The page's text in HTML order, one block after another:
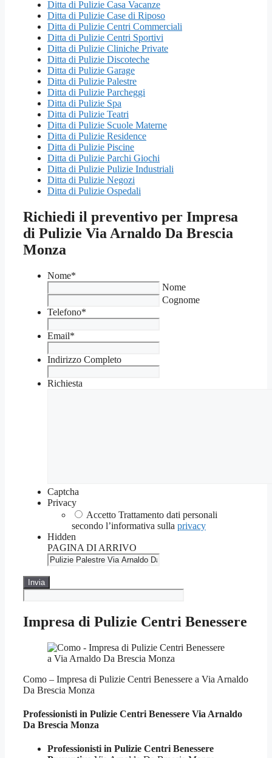
Ditta di Pulizie Casa Vacanze
Ditta di Pulizie Case di Riposo
Ditta di Pulizie Centri Commerciali
Ditta di Pulizie Centri Sportivi
Ditta di Pulizie Cliniche Private
Ditta di Pulizie Discoteche
Ditta di Pulizie Garage
Ditta di Pulizie Palestre
Ditta di Pulizie Parcheggi
Ditta di Pulizie Spa
Ditta di Pulizie Teatri
Ditta di Pulizie Scuole Materne
Ditta di Pulizie Residence
Ditta di Pulizie Piscine
Ditta di Pulizie Parchi Giochi
Ditta di Pulizie Pulizie Industriali
Ditta di Pulizie Negozi
Ditta di Pulizie Ospedali
Richiedi il preventivo per Impresa
di Pulizie Via Arnaldo Da Brescia
Monza
Nome*
Nome
Cognome
Telefono*
Email*
Indirizzo Completo
Richiesta
Captcha
Privacy
Accetto Trattamento dati personali
secondo l’informativa sulla privacy
Hidden
PAGINA DI ARRIVO
Impresa di Pulizie Centri Benessere
Como – Impresa di Pulizie Centri Benessere a Via Arnaldo
Da Brescia Monza
Professionisti in Pulizie Centri Benessere Via Arnaldo
Da Brescia Monza
Professionisti in Pulizie Centri Benessere